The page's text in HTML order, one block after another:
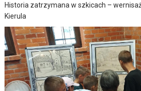
Historia zatrzymana w szkicach –
Kierula